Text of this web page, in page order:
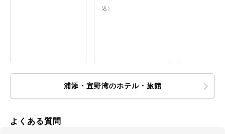
込）
浦添・宜野湾のホテル・旅館
よくある質問